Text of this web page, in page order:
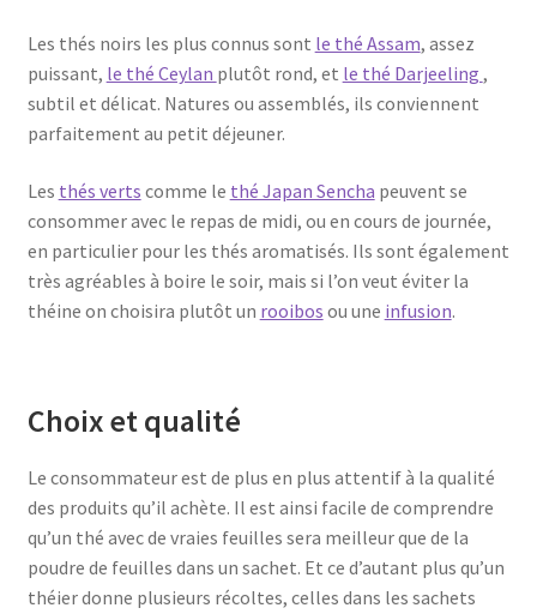
Les thés noirs les plus connus sont le thé Assam, assez
puissant, le thé Ceylan plutôt rond, et le thé Darjeeling ,
subtil et délicat. Natures ou assemblés, ils conviennent
parfaitement au petit déjeuner.
Les thés verts comme le thé Japan Sencha peuvent se
consommer avec le repas de midi, ou en cours de journée,
en particulier pour les thés aromatisés. Ils sont également
très agréables à boire le soir, mais si l’on veut éviter la
théine on choisira plutôt un rooibos ou une infusion.
Choix et qualité
Le consommateur est de plus en plus attentif à la qualité
des produits qu’il achète. Il est ainsi facile de comprendre
qu’un thé avec de vraies feuilles sera meilleur que de la
poudre de feuilles dans un sachet. Et ce d’autant plus qu’un
théier donne plusieurs récoltes, celles dans les sachets